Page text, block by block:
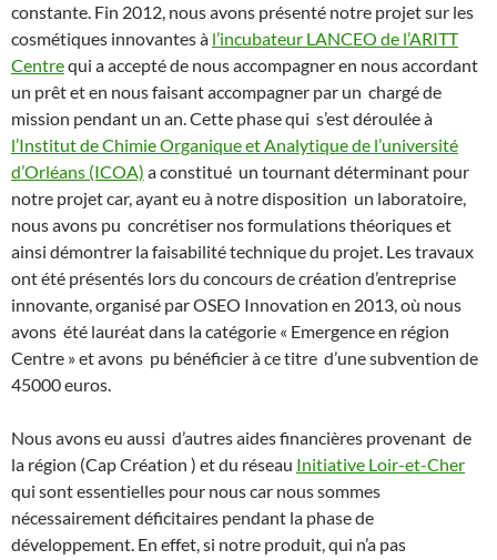
constante. Fin 2012, nous avons présenté notre projet sur les
cosmétiques innovantes à l’incubateur LANCEO de l’ARITT
Centrequi a accepté de nous accompagner en nous accordant
un prêt et en nous faisant accompagner par un chargé de
mission pendant un an. Cette phase qui s’est déroulée à
l’Institut de Chimie Organique et Analytique de l’université
d’Orléans (ICOA) a constitué un tournant déterminant pour
notre projet car, ayant eu à notre disposition un laboratoire,
nous avons pu concrétiser nos formulations théoriques et
ainsi démontrer la faisabilité technique du projet. Les travaux
ont été présentés lors du concours de création d’entreprise
innovante, organisé par OSEO Innovation en 2013, où nous
avons été lauréat dans la catégorie « Emergence en région
Centre » et avons pu bénéficier à ce titre d’une subvention de
45000 euros.
Nous avons eu aussi d’autres aides financières provenant de
la région (Cap Création ) et du réseau Initiative Loir-et-Cher
qui sont essentielles pour nous car nous sommes
nécessairement déficitaires pendant la phase de
développement. En effet, si notre produit, qui n’a pas